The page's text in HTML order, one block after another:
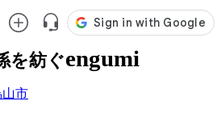
を紡ぐengumi
市